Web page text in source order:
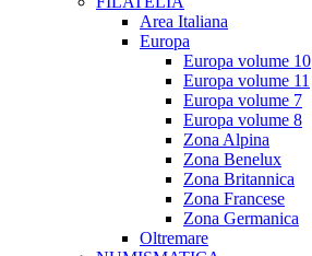
Area Italiana
Europa
Europa volume 10
Europa volume 11
Europa volume 7
Europa volume 8
Zona Alpina
Zona Benelux
Zona Britannica
Zona Francese
Zona Germanica
Oltremare